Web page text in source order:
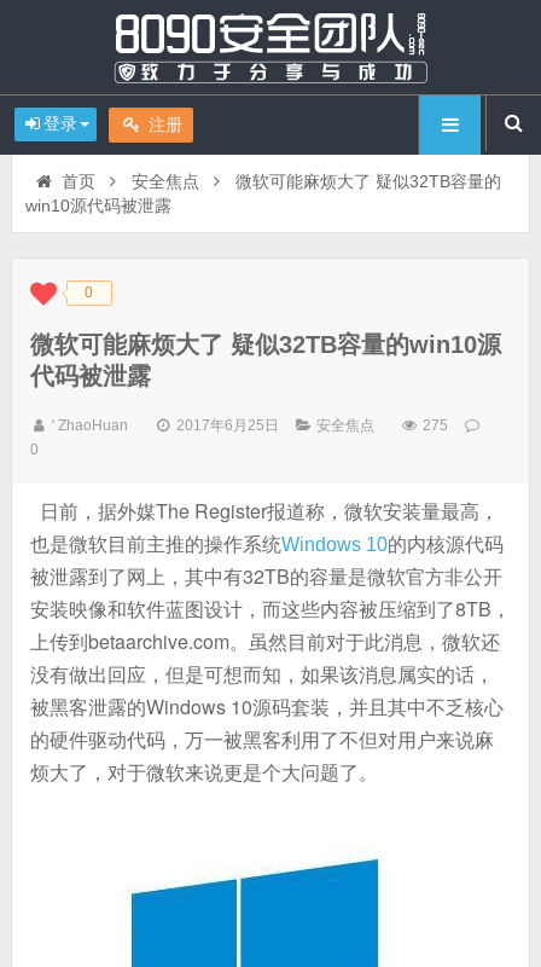
登录 注册
首页 安全焦点
微软可能麻烦大了 疑似32TB容量的
win10源代码被泄露
◆◆ 0
微软可能麻烦大了 疑似32TB容量的win10源
代码被泄露
' ZhaoHuan 2017年6月25日 安全焦点
275
0
日前，据外媒The Register报道称，微软安装量最高，
也是微软目前主推的操作系统Windows 10的内核源代码
被泄露到了网上，其中有32TB的容量是微软官方非公开
安装映像和软件蓝图设计，而这些内容被压缩到了8TB，
上传到betaarchive.com。虽然目前对于此消息，微软还
没有做出回应，但是可想而知，如果该消息属实的话，
被黑客泄露的Windows 10源码套装，并且其中不乏核心
的硬件驱动代码，万一被黑客利用了不但对用户来说麻
烦大了，对于微软来说更是个大问题了。